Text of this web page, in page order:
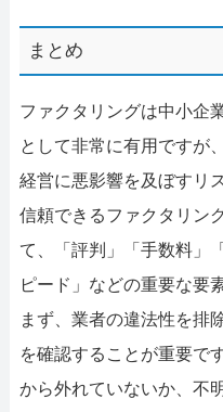
まとめ
ファクタリングは中小企
として非常に有用ですが
経営に悪影響を及ぼすリ
信頼できるファクタリン
て、「評判」「手数料」
ピード」などの重要な要
まず、業者の違法性を排
を確認することが重要で
から外れていないか、不